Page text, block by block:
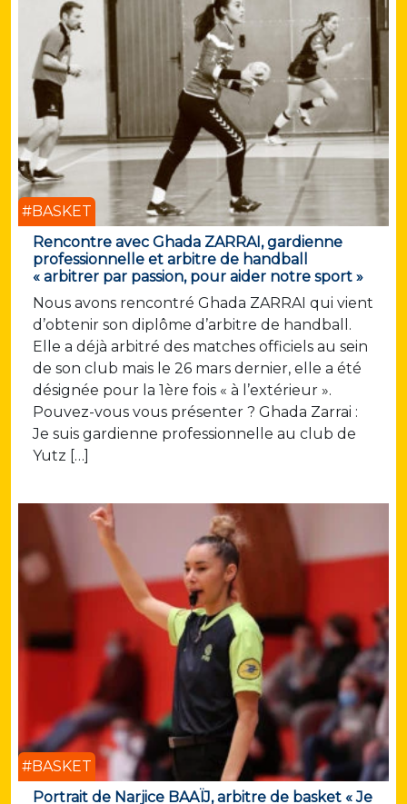
#BASKET
Rencontre avec Ghada ZARRAI, gardienne
professionnelle et arbitre de handball
« arbitrer par passion, pour aider notre sport »
Nous avons rencontré Ghada ZARRAI qui vient
d’obtenir son diplôme d’arbitre de handball.
Elle a déjà arbitré des matches officiels au sein
de son club mais le 26 mars dernier, elle a été
désignée pour la 1ère fois « à l’extérieur ».
Pouvez-vous vous présenter ? Ghada Zarrai :
Je suis gardienne professionnelle au club de
Yutz […]
#BASKET
Portrait de Narjice BAAÏJ, arbitre de basket « Je